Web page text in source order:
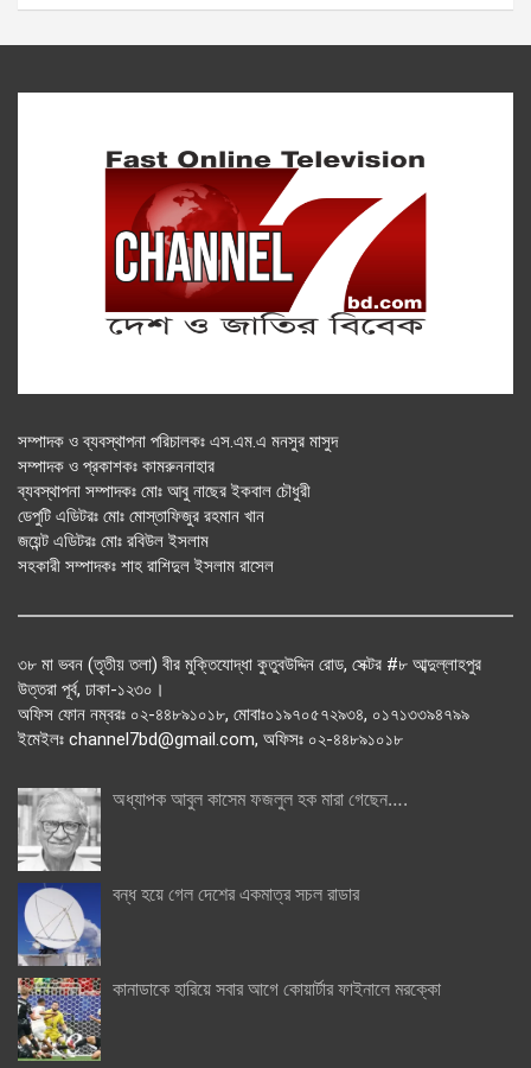
সম্পাদক ও ব্যবস্থাপনা পরিচালকঃ এস.এম.এ মনসুর মাসুদ
সম্পাদক ও প্রকাশকঃ কামরুননাহার
ব্যবস্থাপনা সম্পাদকঃ মোঃ আবু নাছের ইকবাল চৌধুরী
ডেপুটি এডিটরঃ মোঃ মোস্তাফিজুর রহমান খান
জয়েন্ট এডিটরঃ মোঃ রবিউল ইসলাম
সহকারী সম্পাদকঃ শাহ রাশিদুল ইসলাম রাসেল
৩৮ মা ভবন (তৃতীয় তলা) বীর মুক্তিযোদ্ধা কুতুবউদ্দিন রোড, সেক্টর #৮ আব্দুল্লাহপুর
উত্তরা পূর্ব, ঢাকা-১২৩০।
অফিস ফোন নম্বরঃ ০২-৪৪৮৯১০১৮, মোবাঃ০১৯৭০৫৭২৯৩৪, ০১৭১৩৩৯৪৭৯৯
ইমেইলঃ channel7bd@gmail.com, অফিসঃ ০২-৪৪৮৯১০১৮
অধ্যাপক আবুল কাসেম ফজলুল হক মারা গেছেন….
বন্ধ হয়ে গেল দেশের একমাত্র সচল রাডার
কানাডাকে হারিয়ে সবার আগে কোয়ার্টার ফাইনালে মরক্কো